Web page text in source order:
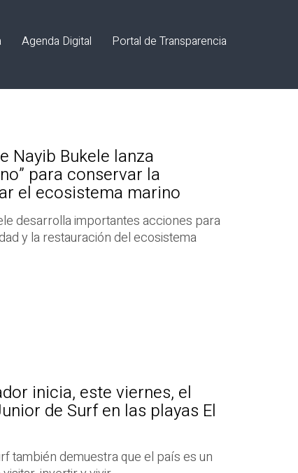
Agenda Digital Portal de Transparencia
Nayib Bukele lanza
para conservar la
el ecosistema marino
desarrolla importantes acciones para
y la restauración del ecosistema
inicia, este viernes, el
de Surf en las playas El
también demuestra que el país es un